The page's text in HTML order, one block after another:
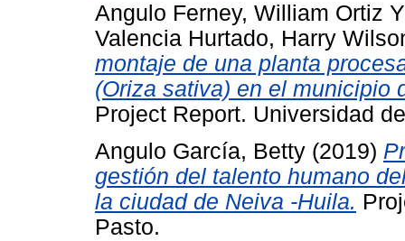
Angulo Ferney, William Ortiz
Valencia Hurtado, Harry
montaje de una planta
(Oriza sativa) en el municipio
Project Report. Universidad
Angulo García, Betty (2019)
gestión del talento humano
la ciudad de Neiva -Huila.
Pasto.